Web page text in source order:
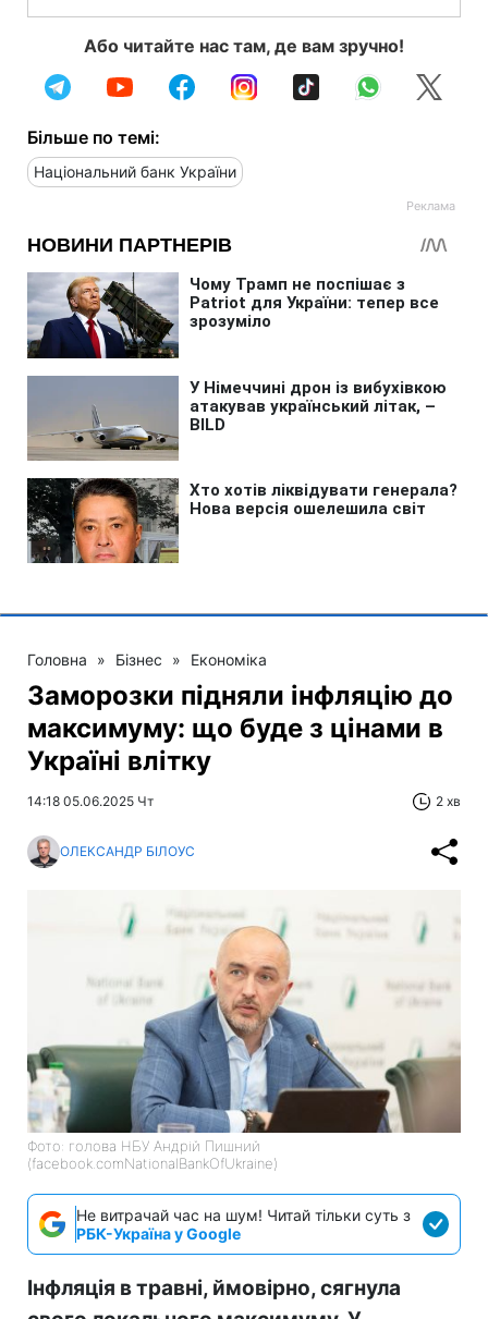
Або читайте нас там, де вам зручно!
Більше по темі:
Національний банк України
Головна » Бізнес » Економіка
Заморозки підняли інфляцію до
максимуму: що буде з цінами в
Україні влітку
14:18 05.06.2025 Чт 2 хв
ОЛЕКСАНДР БІЛОУС
Фото: голова НБУ Андрій Пишний
(facebook.comNationalBankOfUkraine)
Не витрачай час на шум! Читай тільки суть з
РБК-Україна у Google
Інфляція в травні, ймовірно, сягнула